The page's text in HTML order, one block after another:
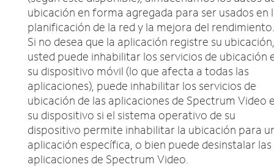
ubicación en forma agregada para ser usados en
planificación de la red y la mejora del rendimiento.
Si no desea que la aplicación registre su ubicación,
usted puede inhabilitar los servicios de ubicación
su dispositivo móvil (lo que afecta a todas las
aplicaciones), puede inhabilitar los servicios de
ubicación de las aplicaciones de Spectrum Video
su dispositivo si el sistema operativo de su
dispositivo permite inhabilitar la ubicación para
aplicación específica, o bien puede desinstalar las
aplicaciones de Spectrum Video.